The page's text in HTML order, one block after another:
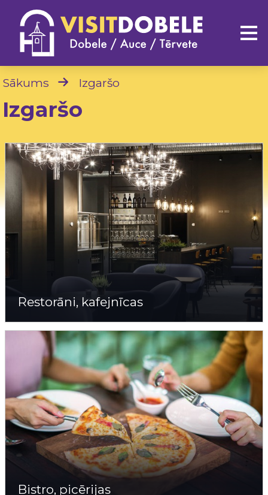
Sākums Izgaršo
Izgaršo
Restorāni, kafejnīcas
Bistro, picērijas